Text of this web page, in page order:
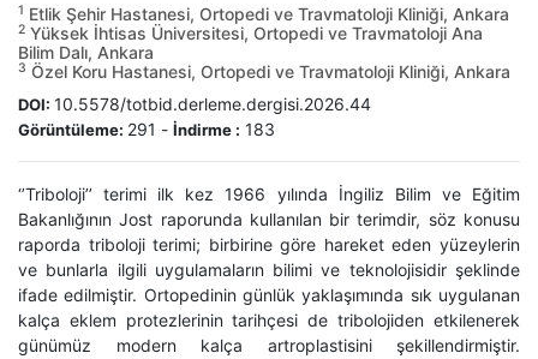
1 Etlik Şehir Hastanesi, Ortopedi ve Travmatoloji Kliniği, Ankara
2 Yüksek İhtisas Üniversitesi, Ortopedi ve Travmatoloji Ana
Bilim Dalı, Ankara
3 Özel Koru Hastanesi, Ortopedi ve Travmatoloji Kliniği, Ankara
DOI: 10.5578/totbid.derleme.dergisi.2026.44
Görüntüleme: 291 - İndirme : 183
‘’Triboloji’’ terimi ilk kez 1966 yılında İngiliz Bilim ve Eğitim
Bakanlığının Jost raporunda kullanılan bir terimdir, söz konusu
raporda triboloji terimi; birbirine göre hareket eden yüzeylerin
ve bunlarla ilgili uygulamaların bilimi ve teknolojisidir şeklinde
ifade edilmiştir. Ortopedinin günlük yaklaşımında sık uygulanan
kalça eklem protezlerinin tarihçesi de tribolojiden etkilenerek
günümüz modern kalça artroplastisini şekillendirmiştir.